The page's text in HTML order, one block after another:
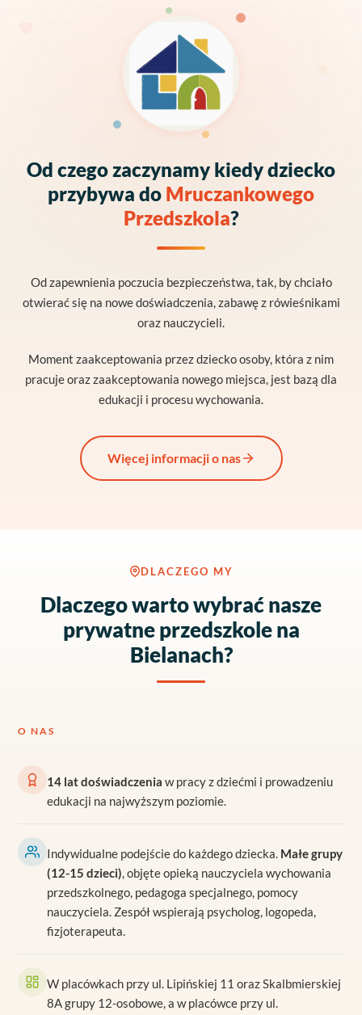
Od czego zaczynamy kiedy dziecko
przybywa do Mruczankowego
Przedszkola?
Od zapewnienia poczucia bezpieczeństwa, tak, by chciało
otwierać się na nowe doświadczenia, zabawę z rówieśnikami
oraz nauczycieli.
Moment zaakceptowania przez dziecko osoby, która z nim
pracuje oraz zaakceptowania nowego miejsca, jest bazą dla
edukacji i procesu wychowania.
Więcej informacji o nas
DLACZEGO MY
Dlaczego warto wybrać nasze
prywatne przedszkole na
Bielanach?
O NAS
14 lat doświadczenia w pracy z dziećmi i prowadzeniu
edukacji na najwyższym poziomie.
Indywidualne podejście do każdego dziecka. Małe grupy
(12-15 dzieci), objęte opieką nauczyciela wychowania
przedszkolnego, pedagoga specjalnego, pomocy
nauczyciela. Zespół wspierają psycholog, logopeda,
fizjoterapeuta.
W placówkach przy ul. Lipińskiej 11 oraz Skalbmierskiej
8A grupy 12-osobowe, a w placówce przy ul.